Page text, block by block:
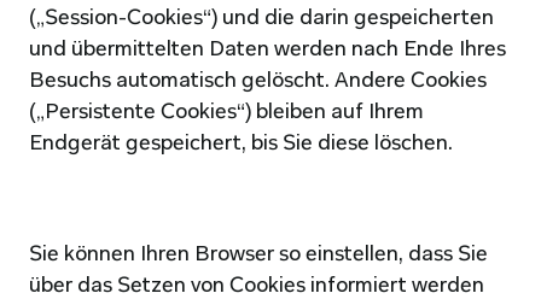
(„Session-Cookies“) und die darin gespeicherten
und übermittelten Daten werden nach Ende Ihres
Besuchs automatisch gelöscht. Andere Cookies
(„Persistente Cookies“) bleiben auf Ihrem
Endgerät gespeichert, bis Sie diese löschen.
Sie können Ihren Browser so einstellen, dass Sie
über das Setzen von Cookies informiert werden